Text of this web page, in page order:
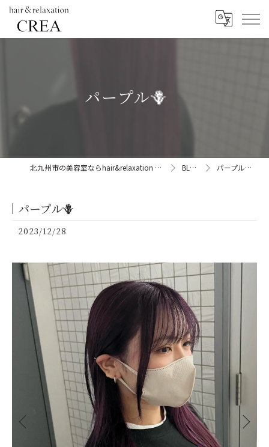
パープル🪻
北九州市の美容室ならhair&relaxation CREA BLOG パープル🪻
パープル🪻
2023/12/28